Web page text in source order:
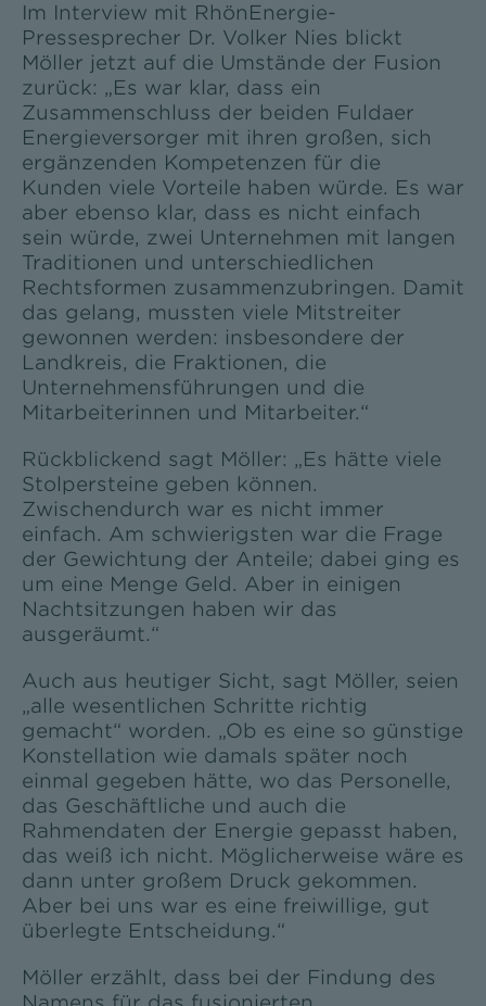
Im Interview mit RhönEnergie-
Pressesprecher Dr. Volker Nies blickt
Möller jetzt auf die Umstände der Fusion
zurück: „Es war klar, dass ein
Zusammenschluss der beiden Fuldaer
Energieversorger mit ihren großen, sich
ergänzenden Kompetenzen für die
Kunden viele Vorteile haben würde. Es war
aber ebenso klar, dass es nicht einfach
sein würde, zwei Unternehmen mit langen
Traditionen und unterschiedlichen
Rechtsformen zusammenzubringen. Damit
das gelang, mussten viele Mitstreiter
gewonnen werden: insbesondere der
Landkreis, die Fraktionen, die
Unternehmensführungen und die
Mitarbeiterinnen und Mitarbeiter.“
Rückblickend sagt Möller: „Es hätte viele
Stolpersteine geben können.
Zwischendurch war es nicht immer
einfach. Am schwierigsten war die Frage
der Gewichtung der Anteile; dabei ging es
um eine Menge Geld. Aber in einigen
Nachtsitzungen haben wir das
ausgeräumt.“
Auch aus heutiger Sicht, sagt Möller, seien
„alle wesentlichen Schritte richtig
gemacht“ worden. „Ob es eine so günstige
Konstellation wie damals später noch
einmal gegeben hätte, wo das Personelle,
das Geschäftliche und auch die
Rahmendaten der Energie gepasst haben,
das weiß ich nicht. Möglicherweise wäre es
dann unter großem Druck gekommen.
Aber bei uns war es eine freiwillige, gut
überlegte Entscheidung.“
Möller erzählt, dass bei der Findung des